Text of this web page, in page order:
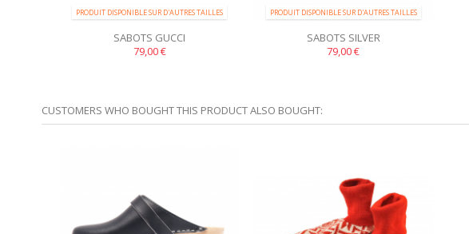
PRODUIT DISPONIBLE SUR D'AUTRES TAILLES
SABOTS GUCCI
79,00 €
PRODUIT DISPONIBLE SUR D'AUTRES TAILLES
SABOTS SILVER
79,00 €
CUSTOMERS WHO BOUGHT THIS PRODUCT ALSO BOUGHT: